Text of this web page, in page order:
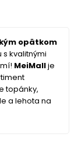
opätkom
s kvalitnými
MeiMallje
topánky,
a lehota na